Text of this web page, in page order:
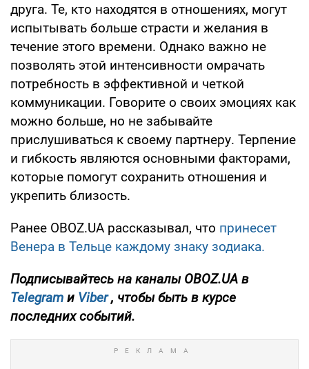
друга. Те, кто находятся в отношениях, могут
испытывать больше страсти и желания в
течение этого времени. Однако важно не
позволять этой интенсивности омрачать
потребность в эффективной и четкой
коммуникации. Говорите о своих эмоциях как
можно больше, но не забывайте
прислушиваться к своему партнеру. Терпение
и гибкость являются основными факторами,
которые помогут сохранить отношения и
укрепить близость.
Ранее OBOZ.UA рассказывал, что принесет
Венера в Тельце каждому знаку зодиака.
Подписывайтесь на каналы OBOZ.UA в
Telegram и Viber , чтобы быть в курсе
последних событий.